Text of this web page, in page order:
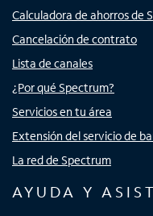
Calculadora de ahorros de
Cancelación de contrato
Lista de canales
¿Por qué Spectrum?
Servicios en tu área
Extensión del servicio de
La red de Spectrum
AYUDA Y